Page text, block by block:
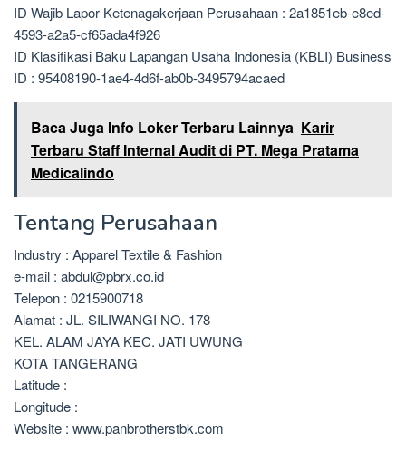
ID Wajib Lapor Ketenagakerjaan Perusahaan : 2a1851eb-e8ed-
4593-a2a5-cf65ada4f926
ID Klasifikasi Baku Lapangan Usaha Indonesia (KBLI) Business
ID : 95408190-1ae4-4d6f-ab0b-3495794acaed
Baca Juga Info Loker Terbaru Lainnya Karir
Terbaru Staff Internal Audit di PT. Mega Pratama
Medicalindo
Tentang Perusahaan
Industry : Apparel Textile & Fashion
e-mail : abdul@pbrx.co.id
Telepon : 0215900718
Alamat : JL. SILIWANGI NO. 178
KEL. ALAM JAYA KEC. JATI UWUNG
KOTA TANGERANG
Latitude :
Longitude :
Website : www.panbrotherstbk.com